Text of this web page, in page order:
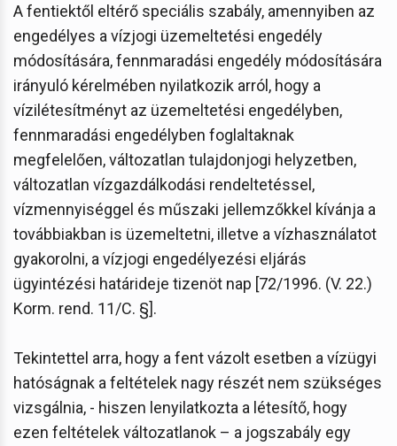
A fentiektől eltérő speciális szabály, amennyiben az
engedélyes a vízjogi üzemeltetési engedély
módosítására, fennmaradási engedély módosítására
irányuló kérelmében nyilatkozik arról, hogy a
vízilétesítményt az üzemeltetési engedélyben,
fennmaradási engedélyben foglaltaknak
megfelelően, változatlan tulajdonjogi helyzetben,
változatlan vízgazdálkodási rendeltetéssel,
vízmennyiséggel és műszaki jellemzőkkel kívánja a
továbbiakban is üzemeltetni, illetve a vízhasználatot
gyakorolni, a vízjogi engedélyezési eljárás
ügyintézési határideje tizenöt nap [72/1996. (V. 22.)
Korm. rend. 11/C. §].
Tekintettel arra, hogy a fent vázolt esetben a vízügyi
hatóságnak a feltételek nagy részét nem szükséges
vizsgálnia, - hiszen lenyilatkozta a létesítő, hogy
ezen feltételek változatlanok – a jogszabály egy